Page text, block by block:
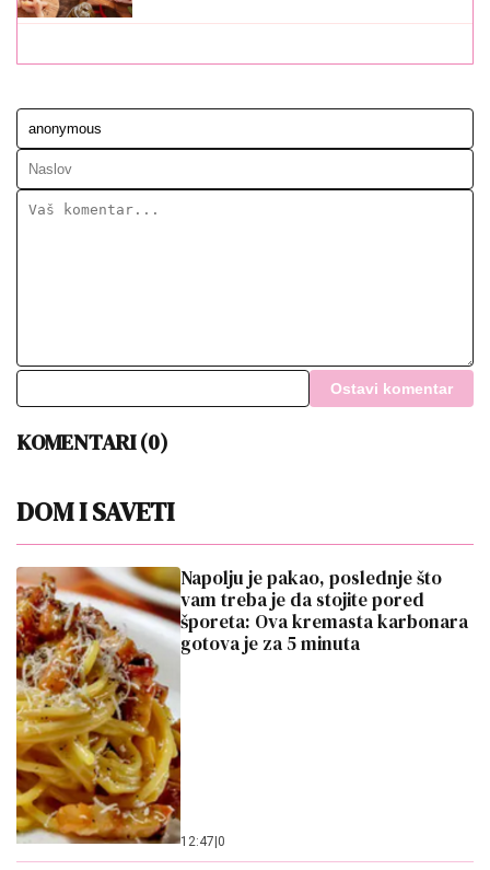
Ostavi komentar
KOMENTARI (0)
DOM I SAVETI
Napolju je pakao, poslednje što
vam treba je da stojite pored
šporeta: Ova kremasta karbonara
gotova je za 5 minuta
12:47 0